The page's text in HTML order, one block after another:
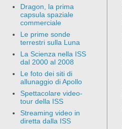
Dragon, la prima
capsula spaziale
commerciale
Le prime sonde
terrestri sulla Luna
La Scienza nella ISS
dal 2000 al 2008
Le foto dei siti di
allunaggio di Apollo
Spettacolare video-
tour della ISS
Streaming video in
diretta dalla ISS